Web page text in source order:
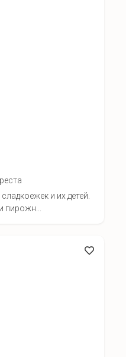
и их детей.
пирожн...